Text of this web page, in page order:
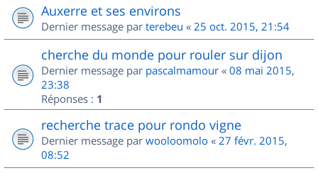
Auxerre et ses environs
Dernier message par terebeu « 25 oct. 2015, 21:54
cherche du monde pour rouler sur dijon
Dernier message par pascalmamour « 08 mai 2015,
23:38
Réponses : 1
recherche trace pour rondo vigne
Dernier message par wooloomolo « 27 févr. 2015,
08:52